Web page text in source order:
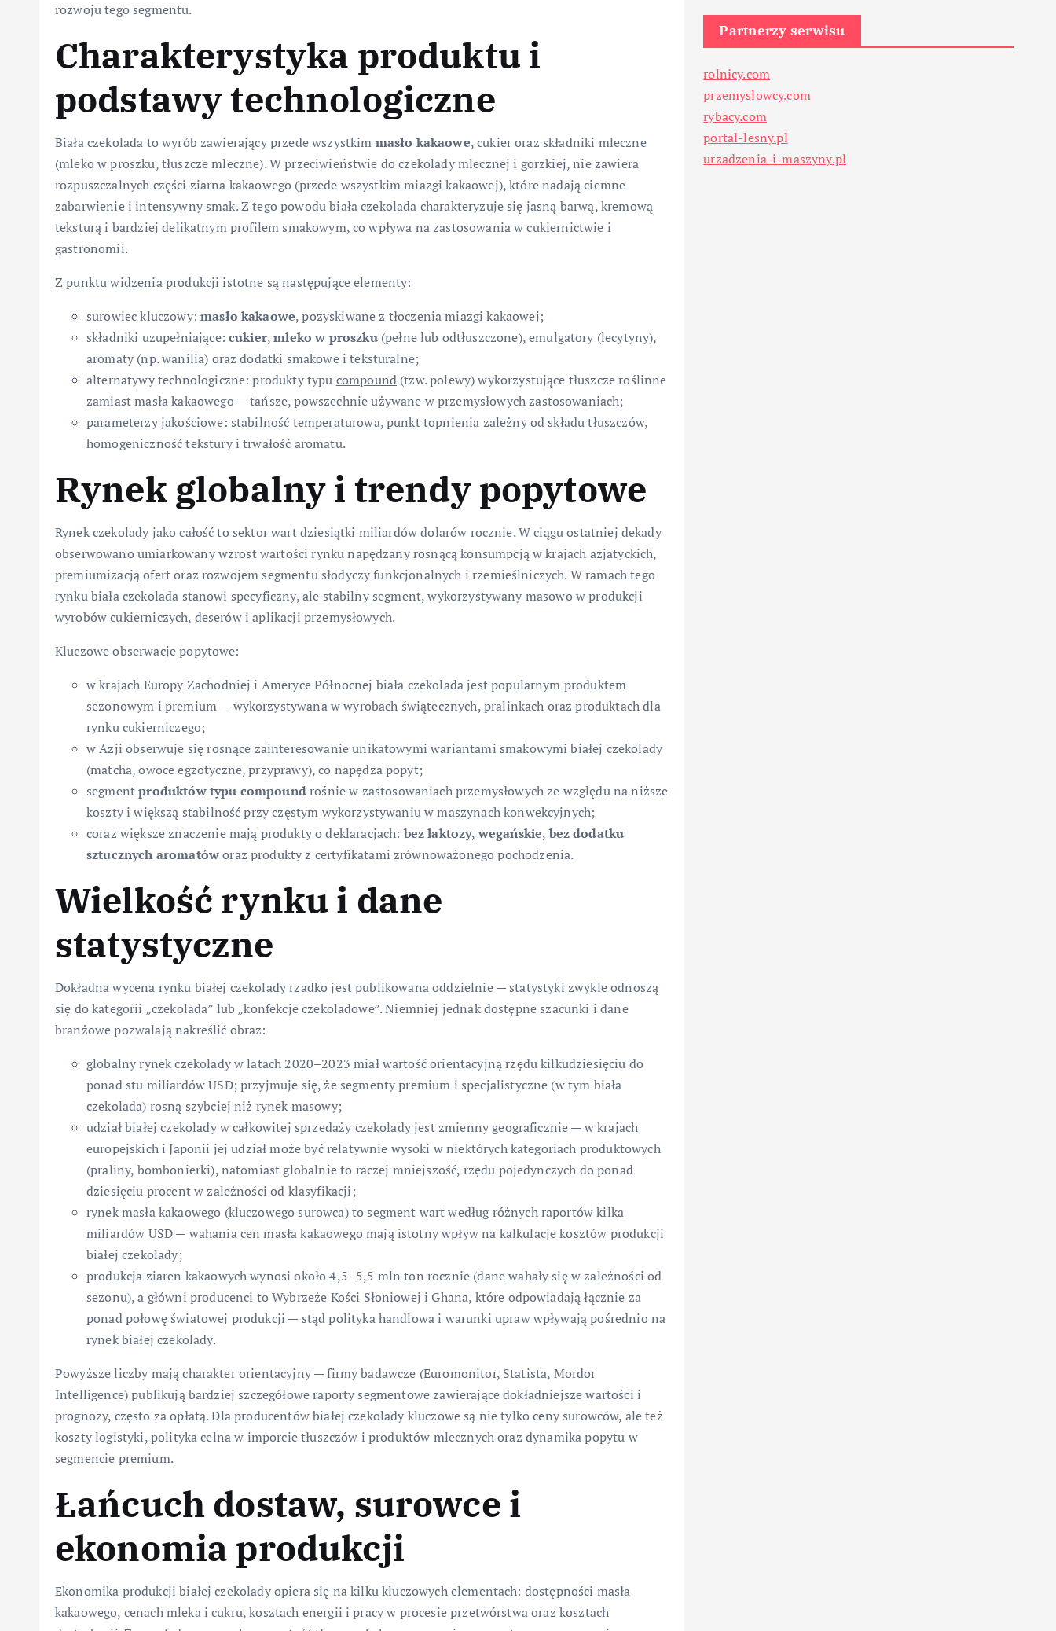
rozwoju tego segmentu.
Charakterystyka produktu i
podstawy technologiczne
Biała czekolada to wyrób zawierający przede wszystkim masło kakaowe, cukier oraz składniki mleczne
(mleko w proszku, tłuszcze mleczne). W przeciwieństwie do czekolady mlecznej i gorzkiej, nie zawiera
rozpuszczalnych części ziarna kakaowego (przede wszystkim miazgi kakaowej), które nadają ciemne
zabarwienie i intensywny smak. Z tego powodu biała czekolada charakteryzuje się jasną barwą, kremową
teksturą i bardziej delikatnym profilem smakowym, co wpływa na zastosowania w cukiernictwie i
gastronomii.
Z punktu widzenia produkcji istotne są następujące elementy:
surowiec kluczowy:masło kakaowe, pozyskiwane z tłoczenia miazgi kakaowej;
składniki uzupełniające: cukier,mleko w proszku(pełne lub odtłuszczone), emulgatory (lecytyny),
aromaty (np. wanilia) oraz dodatki smakowe i teksturalne;
alternatywy technologiczne: produkty typu compound (tzw. polewy) wykorzystujące tłuszcze roślinne
zamiast masła kakaowego — tańsze, powszechnie używane w przemysłowych zastosowaniach;
parameterzy jakościowe: stabilność temperaturowa, punkt topnienia zależny od składu tłuszczów,
homogeniczność tekstury i trwałość aromatu.
Rynek globalny i trendy popytowe
Rynek czekolady jako całość to sektor wart dziesiątki miliardów dolarów rocznie. W ciągu ostatniej dekady
obserwowano umiarkowany wzrost wartości rynku napędzany rosnącą konsumpcją w krajach azjatyckich,
premiumizacją ofert oraz rozwojem segmentu słodyczy funkcjonalnych i rzemieślniczych. W ramach tego
rynku biała czekolada stanowi specyficzny, ale stabilny segment, wykorzystywany masowo w produkcji
wyrobów cukierniczych, deserów i aplikacji przemysłowych.
Kluczowe obserwacje popytowe:
w krajach Europy Zachodniej i Ameryce Północnej biała czekolada jest popularnym produktem
sezonowym i premium — wykorzystywana w wyrobach świątecznych, pralinkach oraz produktach dla
rynku cukierniczego;
w Azji obserwuje się rosnące zainteresowanie unikatowymi wariantami smakowymi białej czekolady
(matcha, owoce egzotyczne, przyprawy), co napędza popyt;
segmentproduktów typu compoundrośnie w zastosowaniach przemysłowych ze względu na niższe
koszty i większą stabilność przy częstym wykorzystywaniu w maszynach konwekcyjnych;
coraz większe znaczenie mają produkty o deklaracjach: bez laktozy,wegańskie, bez dodatku
sztucznych aromatóworaz produkty z certyfikatami zrównoważonego pochodzenia.
Wielkość rynku i dane
statystyczne
Dokładna wycena rynku białej czekolady rzadko jest publikowana oddzielnie — statystyki zwykle odnoszą
się do kategorii „czekolada” lub „konfekcje czekoladowe”. Niemniej jednak dostępne szacunki i dane
branżowe pozwalają nakreślić obraz:
globalny rynek czekolady w latach 2020–2023 miał wartość orientacyjną rzędu kilkudziesięciu do
ponad stu miliardów USD; przyjmuje się, że segmenty premium i specjalistyczne (w tym biała
czekolada) rosną szybciej niż rynek masowy;
udział białej czekolady w całkowitej sprzedaży czekolady jest zmienny geograficznie — w krajach
europejskich i Japonii jej udział może być relatywnie wysoki w niektórych kategoriach produktowych
(praliny, bombonierki), natomiast globalnie to raczej mniejszość, rzędu pojedynczych do ponad
dziesięciu procent w zależności od klasyfikacji;
rynek masła kakaowego (kluczowego surowca) to segment wart według różnych raportów kilka
miliardów USD — wahania cen masła kakaowego mają istotny wpływ na kalkulacje kosztów produkcji
białej czekolady;
produkcja ziaren kakaowych wynosi około 4,5–5,5 mln ton rocznie (dane wahały się w zależności od
sezonu), a główni producenci to Wybrzeże Kości Słoniowej i Ghana, które odpowiadają łącznie za
ponad połowę światowej produkcji — stąd polityka handlowa i warunki upraw wpływają pośrednio na
rynek białej czekolady.
Powyższe liczby mają charakter orientacyjny — firmy badawcze (Euromonitor, Statista, Mordor
Intelligence) publikują bardziej szczegółowe raporty segmentowe zawierające dokładniejsze wartości i
prognozy, często za opłatą. Dla producentów białej czekolady kluczowe są nie tylko ceny surowców, ale też
koszty logistyki, polityka celna w imporcie tłuszczów i produktów mlecznych oraz dynamika popytu w
segmencie premium.
Łańcuch dostaw, surowce i
ekonomia produkcji
Ekonomika produkcji białej czekolady opiera się na kilku kluczowych elementach: dostępności masła
kakaowego, cenach mleka i cukru, kosztach energii i pracy w procesie przetwórstwa oraz kosztach
Partnerzy serwisu
rolnicy.com
przemyslowcy.com
rybacy.com
portal-lesny.pl
urzadzenia-i-maszyny.pl